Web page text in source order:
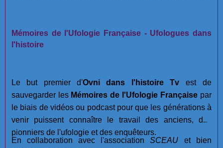
Mémoires de l'Ufologie Française - Ufologues dans
l'histoire
Le but premier d'Ovni dans l'histoire Tv est de
sauvegarder les Mémoires de l'Ufologie Française par
le biais de vidéos ou podcast pour que les générations à
venir puissent connaître le travail des anciens, des
pionniers de l'ufologie et des enquêteurs.
En collaboration avec l'association SCEAU et bien